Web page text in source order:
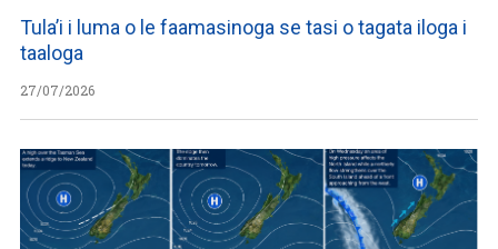
Tula’i i luma o le faamasinoga se tasi o tagata iloga i
taaloga
27/07/2026